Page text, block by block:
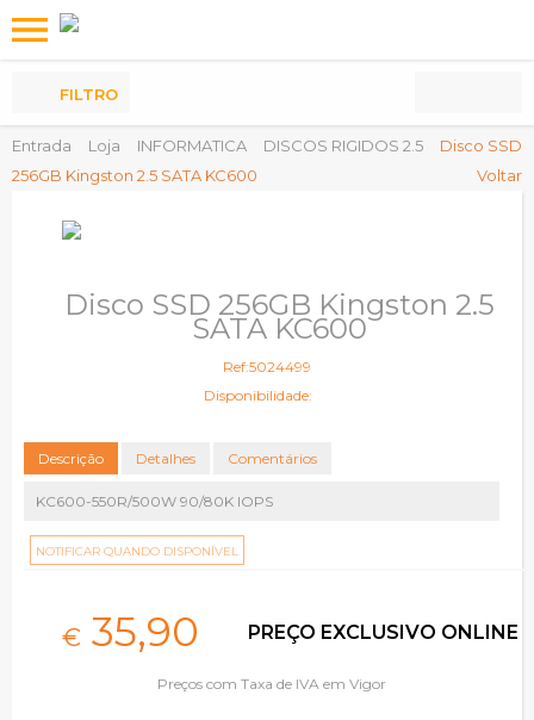
Entrada Loja INFORMATICA DISCOS RIGIDOS 2.5
Disco SSD
256GB Kingston 2.5 SATA KC600
Voltar
FILTRO
Disco SSD 256GB Kingston 2.5
SATA KC600
Ref:5024499
Disponibilidade:
Descrição Detalhes Comentários
KC600-550R/500W 90/80K IOPS
NOTIFICAR QUANDO DISPONÍVEL
€ 35,90 PREÇO EXCLUSIVO ONLINE
Preços com Taxa de IVA em Vigor